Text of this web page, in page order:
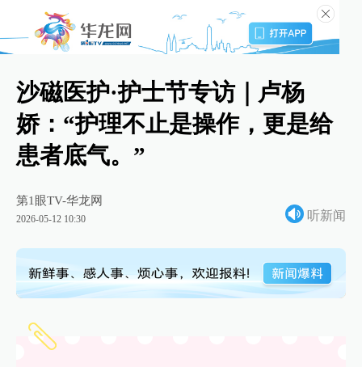
沙磁医护·护士节专访｜卢杨
娇：“护理不止是操作，更是给
患者底气。”
第1眼TV-华龙网
2026-05-12 10:30 听新闻